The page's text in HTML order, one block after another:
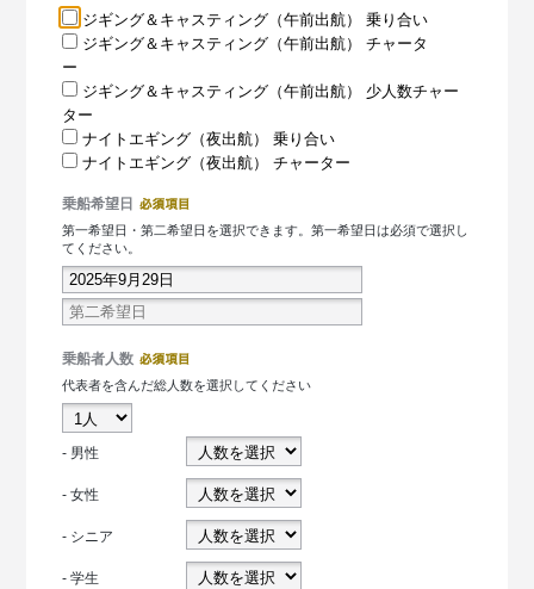
ジギング＆キャスティング（午前出航） 乗り合い
ジギング＆キャスティング（午前出航） チャータ
ー
ジギング＆キャスティング（午前出航） 少人数チャー
ター
ナイトエギング（夜出航） 乗り合い
ナイトエギング（夜出航） チャーター
乗船希望日
第一希望日・第二希望日を選択できます。第一希望日は必須で選択し
てください。
乗船者人数
代表者を含んだ総人数を選択してください
- 男性
- 女性
- シニア
- 学生